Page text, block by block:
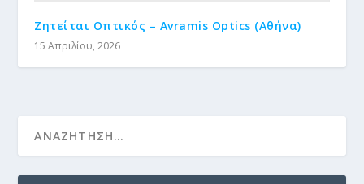
Ζητείται Οπτικός – Avramis Optics (Αθήνα)
15 Απριλίου, 2026